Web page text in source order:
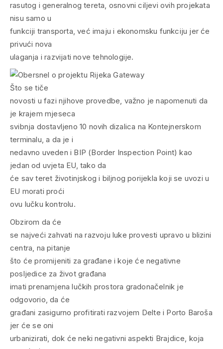
rasutog i generalnog tereta, osnovni ciljevi ovih projekata
nisu samo u
funkciji transporta, već imaju i ekonomsku funkciju jer će
privući nova
ulaganja i razvijati nove tehnologije.
Što se tiče
novosti u fazi njihove provedbe, važno je napomenuti da
je krajem mjeseca
svibnja dostavljeno 10 novih dizalica na Kontejnerskom
terminalu, a da je i
nedavno uveden i BIP (Border Inspection Point) kao
jedan od uvjeta EU, tako da
će sav teret životinjskog i biljnog porijekla koji se uvozi u
EU morati proći
ovu lučku kontrolu.
Obzirom da će
se najveći zahvati na razvoju luke provesti upravo u blizini
centra, na pitanje
što će promijeniti za građane i koje će negativne
posljedice za život građana
imati prenamjena lučkih prostora gradonačelnik je
odgovorio, da će
građani zasigurno profitirati razvojem Delte i Porto Baroša
jer će se oni
urbanizirati, dok će neki negativni aspekti Brajdice, koja